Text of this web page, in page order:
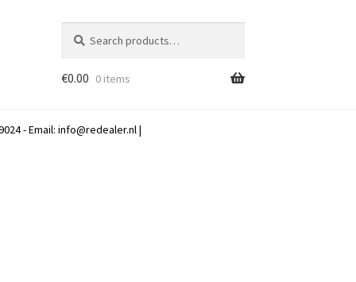
for:
€0.00 0 items
- Email: info@redealer.nl|